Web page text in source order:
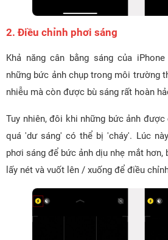
2. Điều chỉnh phơi sáng
Khả năng cân bằng sáng của
những bức ảnh chụp trong môi trường
nhiễu mà còn được bù sáng rất hoàn
Tuy nhiên, đôi khi những bức ảnh
quá 'dư sáng' có thể bị 'cháy'. Lúc
phơi sáng để bức ảnh dịu nhẹ mắt hơn,
lấy nét và vuốt lên / xuống để điều